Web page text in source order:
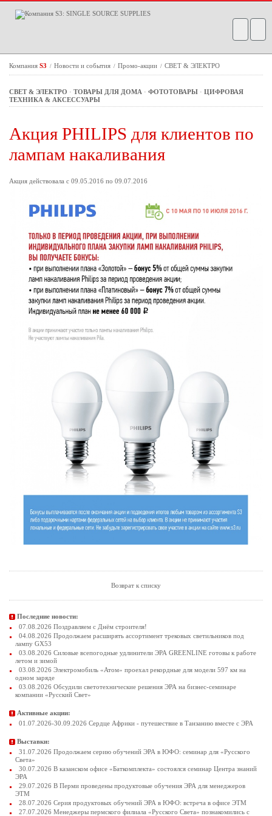
Компания S3 / Новости и события / Промо-акции / СВЕТ & ЭЛЕКТРО
СВЕТ & ЭЛЕКТРО · ТОВАРЫ ДЛЯ ДОМА · ФОТОТОВАРЫ · ЦИФРОВАЯ
ТЕХНИКА & АКСЕССУАРЫ
Акция PHILIPS для клиентов по
лампам накаливания
Акция действовала с 09.05.2016 по 09.07.2016
Возврат к списку
Последние новости:
07.08.2026 Поздравляем с Днём строителя!
04.08.2026 Продолжаем расширять ассортимент трековых светильников под
лампу GX53
03.08.2026 Силовые всепогодные удлинители ЭРА GREENLINE готовы к работе
летом и зимой
03.08.2026 Электромобиль «Атом» проехал рекордные для модели 597 км на
одном заряде
03.08.2026 Обсудили светотехнические решения ЭРА на бизнес-семинаре
компании «Русский Свет»
Активные акции:
01.07.2026-30.09.2026 Сердце Африки - путешествие в Танзанию вместе с ЭРА
Выставки:
31.07.2026 Продолжаем серию обучений ЭРА в ЮФО: семинар для «Русского
Света»
30.07.2026 В казанском офисе «Баткомплекта» состоялся семинар Центра знаний
ЭРА
29.07.2026 В Перми проведены продуктовые обучения ЭРА для менеджеров
ЭТМ
28.07.2026 Серия продуктовых обучений ЭРА в ЮФО: встреча в офисе ЭТМ
27.07.2026 Менеджеры пермского филиала «Русского Света» познакомились с